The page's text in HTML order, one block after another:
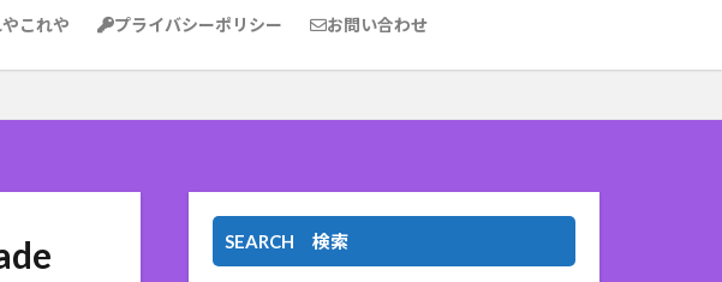
これや プライバシーポリシー お問い合わせ
SEARCH 検索